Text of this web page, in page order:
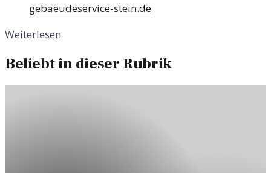
gebaeudeservice-stein.de
Weiterlesen
Beliebt in dieser Rubrik